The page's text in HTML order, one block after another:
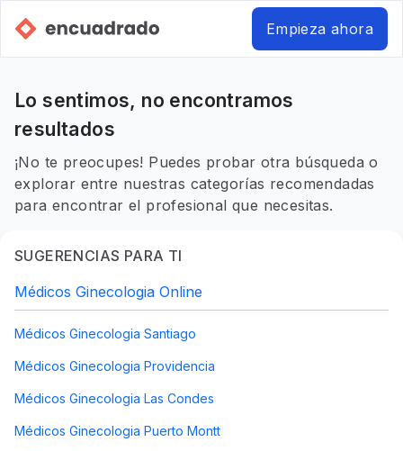
Empieza ahora
Lo sentimos, no encontramos
resultados
¡No te preocupes! Puedes probar otra búsqueda o
explorar entre nuestras categorías recomendadas
para encontrar el profesional que necesitas.
SUGERENCIAS PARA TI
Médicos Ginecologia Online
Médicos Ginecologia Santiago
Médicos Ginecologia Providencia
Médicos Ginecologia Las Condes
Médicos Ginecologia Puerto Montt